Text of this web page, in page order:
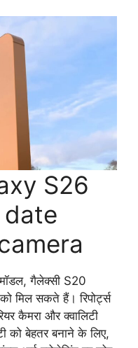
S26
date
गैलेक्सी S20
मिल सकते हैं। रिपोर्ट्स
कैमरा और क्वालिटी
को बेहतर बनाने के लिए,